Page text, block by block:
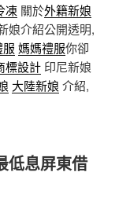
凍 關於外籍新娘
娘介紹公開透明,
媽媽禮服你卻
標設計 印尼新娘
大陸新娘 介紹,
低息屏東借